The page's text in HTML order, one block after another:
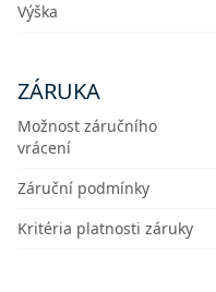
Výška
ZÁRUKA
Možnost záručního
vrácení
Záruční podmínky
Kritéria platnosti záruky